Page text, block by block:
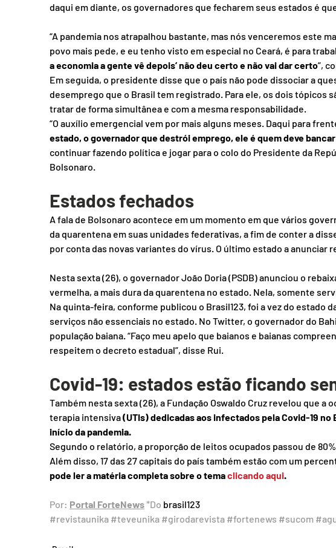
daqui em diante, os governadores que fecharem seus estados é
“A pandemia nos atrapalhou bastante, mas nós venceremos este
povo mais pede, e eu tenho visto em especial no Ceará, é para
a economia a gente vê depois’ não deu certo e não vai dar certo”,
Em seguida, o presidente disse que o país não pode dissociar a
desemprego que o Brasil tem registrado. Para ele, os dois tópicos
tratar de forma simultânea e com a mesma responsabilidade.
“O auxílio emergencial vem por mais alguns meses. Daqui para
estado, o governador que destrói emprego, ele é quem deve
continuar fazendo política e jogar para o colo do Presidente da
Bolsonaro.
Estados fechados
A fala de Bolsonaro acontece em um momento em que vários
da quarentena em suas unidades federativas, a fim de conter a
por conta das novas variantes do vírus. O último estado a anunciar
Nesta sexta (26), o governador João Doria (PSDB) anunciou o
vermelha, a mais dura da quarentena no estado. Nela, somente
Na quinta-feira, conforme publicou o Brasil123, foi a vez do estado
serviços não essenciais no estado. No Twitter, o governador do
população baiana. “Faço meu apelo que baianos e baianas
respeitem o decreto estadual”, disse Rui.
Covid-19: estados estão ficando
Também nesta sexta (26), a Fundação Oswaldo Cruz revelou que a
terapia intensiva (UTIs) dedicadas aos infectados pela Covid-19
início da pandemia.
Segundo o relatório, a proporção de leitos ocupados passou de
Além disso, 17 das 27 capitais do país também estão com um
pode ler a matéria completa sobre o tema clicando aqui.
Por: Portal ForteNews *Do brasil123
#revistaunika #teveunika #girodarevista #fortenews #sucom